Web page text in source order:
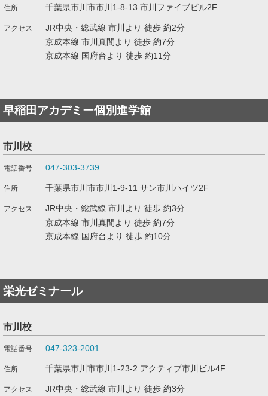
千葉県市川市市川1-8-13 市川ファイブビル2F
JR中央・総武線 市川より 徒歩 約2分
京成本線 市川真間より 徒歩 約7分
京成本線 国府台より 徒歩 約11分
早稲田アカデミー個別進学館
市川校
047-303-3739
千葉県市川市市川1-9-11 サン市川ハイツ2F
JR中央・総武線 市川より 徒歩 約3分
京成本線 市川真間より 徒歩 約7分
京成本線 国府台より 徒歩 約10分
栄光ゼミナール
市川校
047-323-2001
千葉県市川市市川1-23-2 アクティブ市川ビル4F
JR中央・総武線 市川より 徒歩 約3分